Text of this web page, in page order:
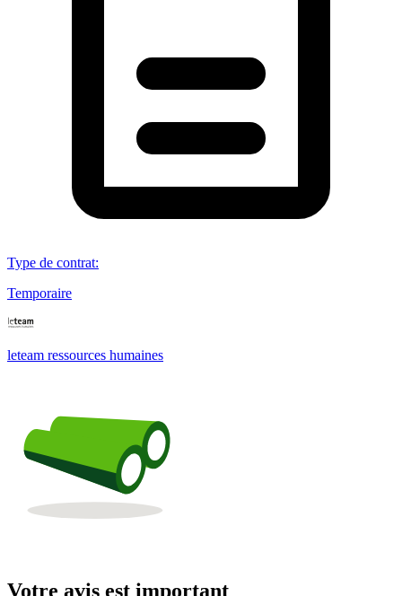
Type de contrat:
Temporaire
leteam ressources humaines
Votre avis est important